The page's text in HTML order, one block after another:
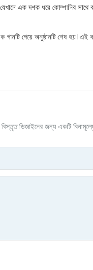
এক দশক ধরে কোম্পানির সাথে
গেয়ে অনুষ্ঠানটি শেষ হয়।
ডিজাইনের জন্য একটি